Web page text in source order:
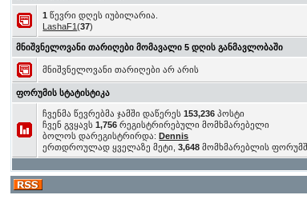
1 წევრი დღეს იუბილარია.
LashaF1(37)
მნიშვნელოვანი თარიღები მომავალი 5 დღის განმავლობაში
მნიშვნელოვანი თარიღები არ არის
ფორუმის სტატისტიკა
ჩვენმა წევრებმა ჯამში დაწერეს153,236 პოსტი
ჩვენ გვყავს1,756 რეგისტრირებული მომხმარებელი
ბოლოს დარეგისტრირდა:Dennis
ერთდროულად ყველაზე მეტი,3,648 მომხმარებლის